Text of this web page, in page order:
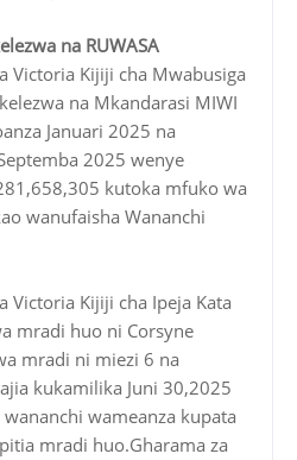
na RUWASA
Victoria Kijiji cha Mwabusiga
na Mkandarasi MIWI
Januari 2025 na
2025 wenye
kutoka mfuko wa
wanufaisha Wananchi
Victoria Kijiji cha Ipeja Kata
mradi huo ni Corsyne
mradi ni miezi 6 na
kukamilika Juni 30,2025
wameanza kupata
mradi huo.Gharama za